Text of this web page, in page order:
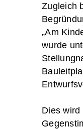
Zugleich
„Am
wurde
Dies wird